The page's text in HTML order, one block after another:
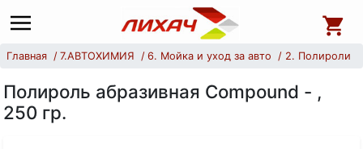
Главная 7.АВТОХИМИЯ 6. Мойка и уход за авто 2. Полироли
Полироль абразивная Compound - ,
250 гр.